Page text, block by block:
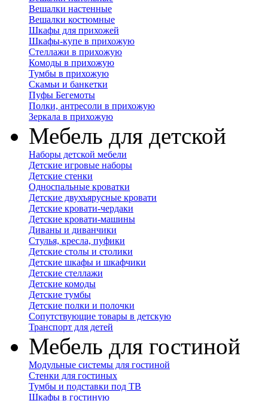
Вешалки настенные
Вешалки костюмные
Шкафы для прихожей
Шкафы-купе в прихожую
Стеллажи в прихожую
Комоды в прихожую
Тумбы в прихожую
Скамьи и банкетки
Пуфы Бегемоты
Полки, антресоли в прихожую
Зеркала в прихожую
Мебель для детской
Наборы детской мебели
Детские игровые наборы
Детские стенки
Односпальные кроватки
Детские двухъярусные кровати
Детские кровати-чердаки
Детские кровати-машины
Диваны и диванчики
Стулья, кресла, пуфики
Детские столы и столики
Детские шкафы и шкафчики
Детские стеллажи
Детские комоды
Детские тумбы
Детские полки и полочки
Сопутствующие товары в детскую
Транспорт для детей
Мебель для гостиной
Модульные системы для гостиной
Стенки для гостиных
Тумбы и подставки под ТВ
Шкафы в гостиную